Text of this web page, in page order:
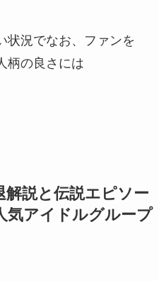
状況でなお、ファンを
柄の良さ には
解説と伝説エピソー
気アイドルグループ